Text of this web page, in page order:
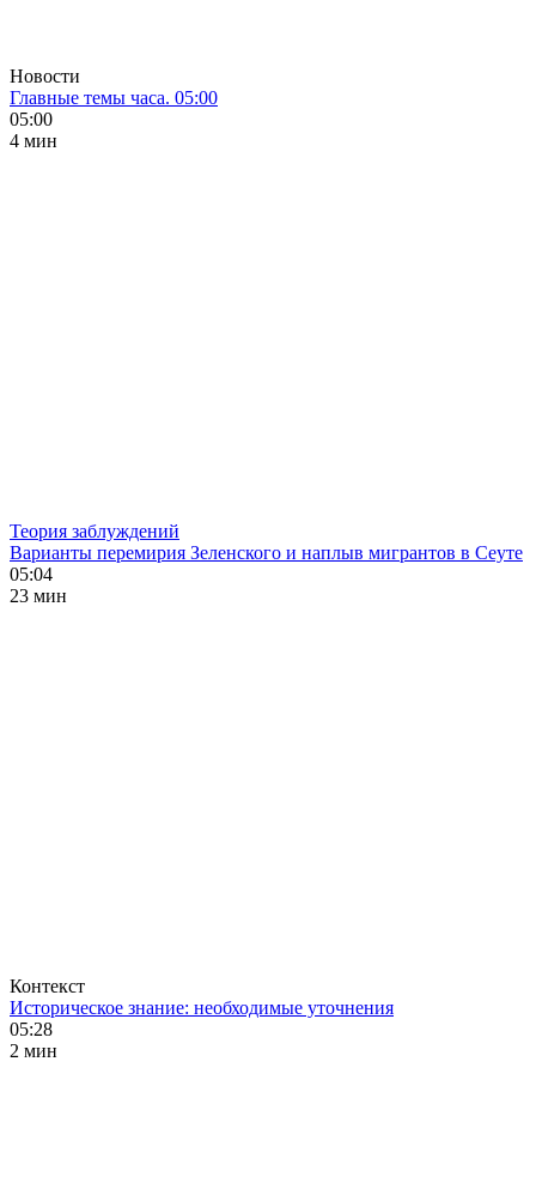
Новости
Главные темы часа. 05:00
05:00
4 мин
Теория заблуждений
Варианты перемирия Зеленского и наплыв мигрантов в Сеуте
05:04
23 мин
Контекст
Историческое знание: необходимые уточнения
05:28
2 мин